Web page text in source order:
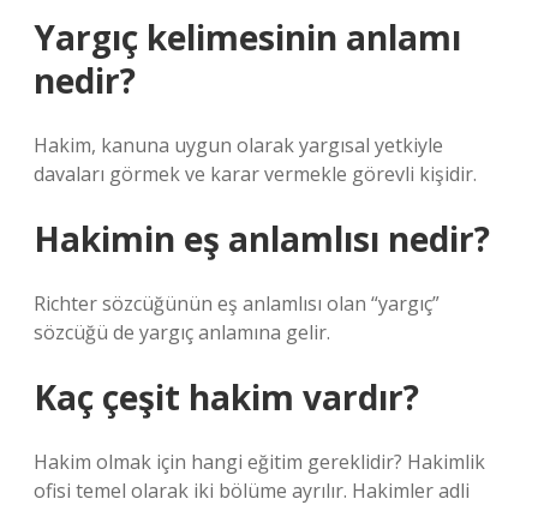
Yargıç kelimesinin anlamı
nedir?
Hakim, kanuna uygun olarak yargısal yetkiyle
davaları görmek ve karar vermekle görevli kişidir.
Hakimin eş anlamlısı nedir?
Richter sözcüğünün eş anlamlısı olan “yargıç”
sözcüğü de yargıç anlamına gelir.
Kaç çeşit hakim vardır?
Hakim olmak için hangi eğitim gereklidir? Hakimlik
ofisi temel olarak iki bölüme ayrılır. Hakimler adli